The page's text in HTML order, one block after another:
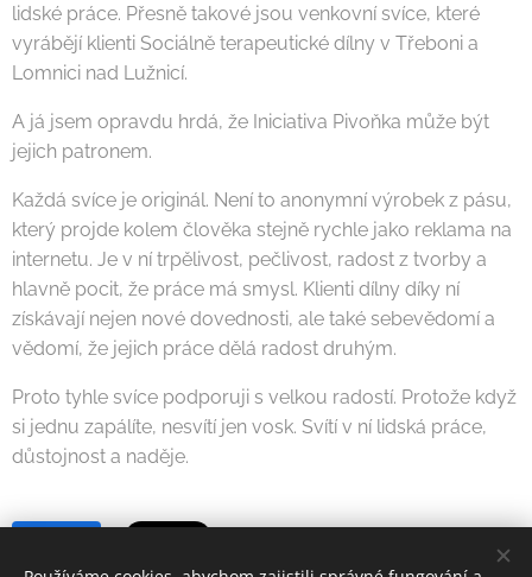
lidské práce. Přesně takové jsou venkovní svíce, které
vyrábějí klienti Sociálně terapeutické dílny v Třeboni a
Lomnici nad Lužnicí.
A já jsem opravdu hrdá, že Iniciativa Pivoňka může být
jejich patronem.
Každá svíce je originál. Není to anonymní výrobek z pásu,
který projde kolem člověka stejně rychle jako reklama na
internetu. Je v ní trpělivost, pečlivost, radost z tvorby a
hlavně pocit, že práce má smysl. Klienti dílny díky ní
získávají nejen nové dovednosti, ale také sebevědomí a
vědomí, že jejich práce dělá radost druhým.
Proto tyhle svíce podporuji s velkou radostí. Protože když
si jednu zapálíte, nesvítí jen vosk. Svítí v ní lidská práce,
důstojnost a naděje.